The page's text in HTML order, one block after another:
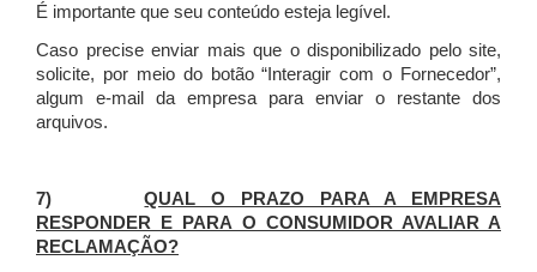
É importante que seu conteúdo esteja legível.
Caso precise enviar mais que o disponibilizado pelo site,
solicite, por meio do botão “Interagir com o Fornecedor”,
algum e-mail da empresa para enviar o restante dos
arquivos.
7)QUAL O PRAZO PARA A EMPRESA
RESPONDER E PARA O CONSUMIDOR AVALIAR A
RECLAMAÇÃO?